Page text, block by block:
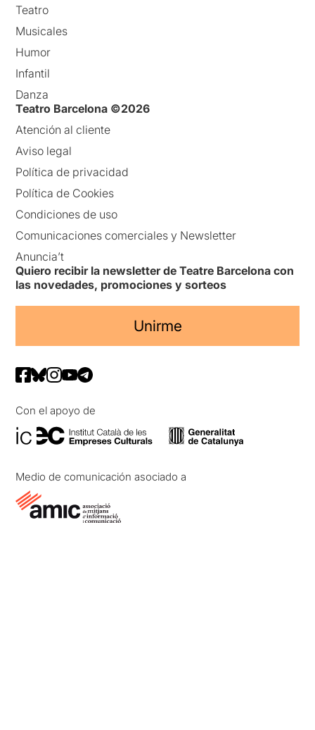
Teatro
Musicales
Humor
Infantil
Danza
Teatro Barcelona ©2026
Atención al cliente
Aviso legal
Política de privacidad
Política de Cookies
Condiciones de uso
Comunicaciones comerciales y Newsletter
Anuncia’t
Quiero recibir la newsletter de Teatre Barcelona con
las novedades, promociones y sorteos
Unirme
Con el apoyo de
Medio de comunicación asociado a